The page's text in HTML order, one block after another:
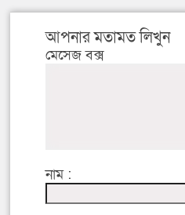
আপনার মতামত লিখুন
মেসেজ বক্স
নাম :